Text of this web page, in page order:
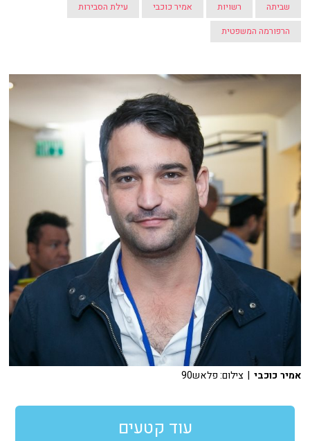
שביתה רשויות אמיר כוכבי
עילת הסבירות
הרפורמה המשפטית
אמיר כוכבי | צילום: פלאש90
עוד קטעים